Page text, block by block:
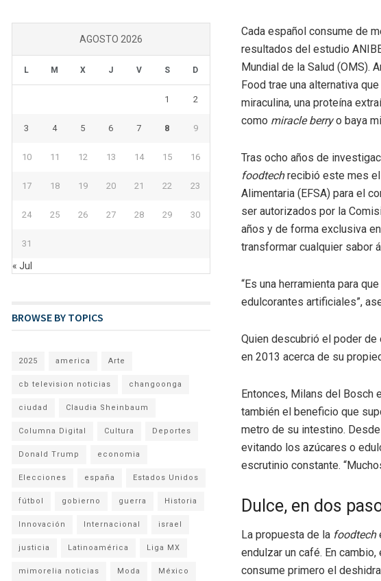
Cada español consume de
resultados del estudio
Mundial de la Salud (OMS).
Food trae una alternativa
miraculina, una proteína
como miracle berryo baya
Tras ocho años de
foodtechrecibió este mes el
Alimentaria (EFSA) para el
ser autorizados por la
años y de forma exclusiva
transformar cualquier sabor
“Es una herramienta para
edulcorantes artificiales”,
Quien descubrió el poder
en 2013 acerca de su
Entonces, Milans del Bosch
también el beneficio que
metro de su intestino.
evitando los azúcares o
escrutinio constante.
Dulce, en dos
La propuesta de la foodtech
endulzar un café. En
consume primero el
AGOSTO 2026
L M X J V S D
1 2
3 4 5 6 7 8 9
10 11 12 13 14 15 16
17 18 19 20 21 22 23
24 25 26 27 28 29 30
31
« Jul
BROWSE BY TOPICS
2025 america Arte
cb television noticias changoonga
ciudad Claudia Sheinbaum
Columna Digital Cultura Deportes
Donald Trump economia
Elecciones españa Estados Unidos
fútbol gobierno guerra Historia
Innovación Internacional israel
justicia Latinoamérica Liga MX
mimorelia noticias Moda México